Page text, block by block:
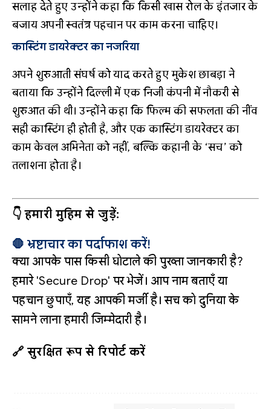
सलाह देते हुए उन्होंने कहा कि किसी खास रोल के इंतजार के
बजाय अपनी स्वतंत्र पहचान पर काम करना चाहिए।
कास्टिंग डायरेक्टर का नजरिया
अपने शुरुआती संघर्ष को याद करते हुए मुकेश छाबड़ा ने
बताया कि उन्होंने दिल्ली में एक निजी कंपनी में नौकरी से
शुरुआत की थी। उन्होंने कहा कि फिल्म की सफलता की नींव
सही कास्टिंग ही होती है, और एक कास्टिंग डायरेक्टर का
काम केवल अभिनेता को नहीं, बल्कि कहानी के ‘सच’ को
तलाशना होता है।
👇 हमारी मुहिम से जुड़ें:
🛑 भ्रष्टाचार का पर्दाफाश करें!
क्या आपके पास किसी घोटाले की पुख्ता जानकारी है?
हमारे 'Secure Drop' पर भेजें। आप नाम बताएँ या
पहचान छुपाएँ, यह आपकी मर्जी है। सच को दुनिया के
सामने लाना हमारी जिम्मेदारी है।
🔗 सुरक्षित रूप से रिपोर्ट करें